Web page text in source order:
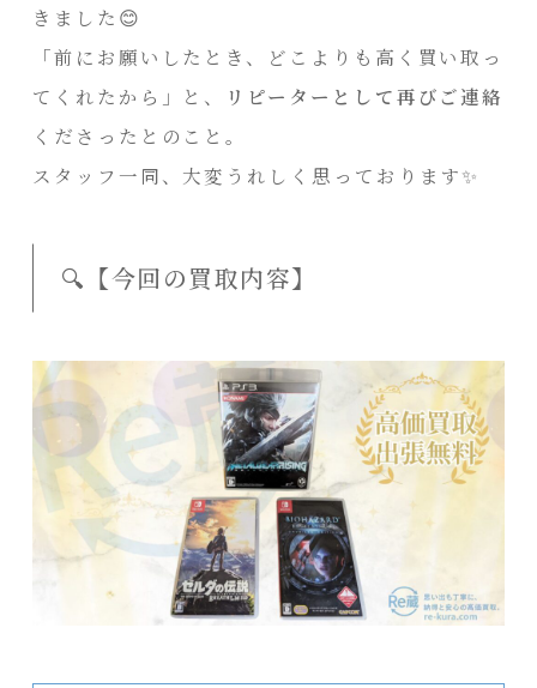
きました😊
「前にお願いしたとき、どこよりも高く買い取っ
てくれたから」と、
リピーターとして再びご連絡
くださったとのこと。
スタッフ一同、大変うれしく思っております✨
🔍【今回の買取内容】